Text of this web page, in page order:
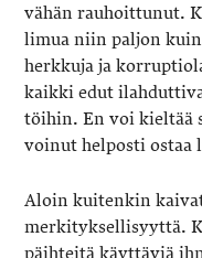
vähän rauhoittunut.
limua niin paljon
herkkuja ja
kaikki edut
töihin. En voi kieltää
voinut helposti ostaa
Aloin kuitenkin
merkityksellisyyttä.